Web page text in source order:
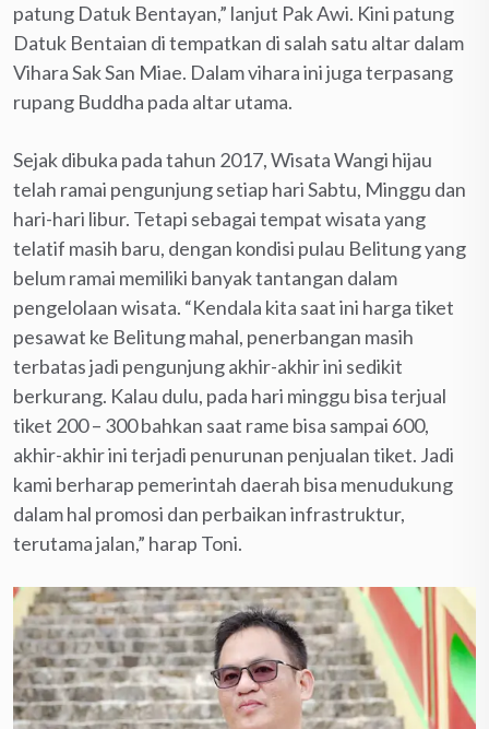
patung Datuk Bentayan,” lanjut Pak Awi. Kini patung
Datuk Bentaian di tempatkan di salah satu altar dalam
Vihara Sak San Miae. Dalam vihara ini juga terpasang
rupang Buddha pada altar utama.
Sejak dibuka pada tahun 2017, Wisata Wangi hijau
telah ramai pengunjung setiap hari Sabtu, Minggu dan
hari-hari libur. Tetapi sebagai tempat wisata yang
telatif masih baru, dengan kondisi pulau Belitung yang
belum ramai memiliki banyak tantangan dalam
pengelolaan wisata. “Kendala kita saat ini harga tiket
pesawat ke Belitung mahal, penerbangan masih
terbatas jadi pengunjung akhir-akhir ini sedikit
berkurang. Kalau dulu, pada hari minggu bisa terjual
tiket 200 – 300 bahkan saat rame bisa sampai 600,
akhir-akhir ini terjadi penurunan penjualan tiket. Jadi
kami berharap pemerintah daerah bisa menudukung
dalam hal promosi dan perbaikan infrastruktur,
terutama jalan,” harap Toni.